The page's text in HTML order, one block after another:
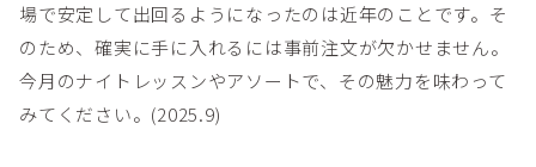
場で安定して出回るようになったのは近年のことです。そ
のため、確実に手に入れるには事前注文が欠かせません。
今月のナイトレッスンやアソートで、その魅力を味わって
みてください。(2025.9)